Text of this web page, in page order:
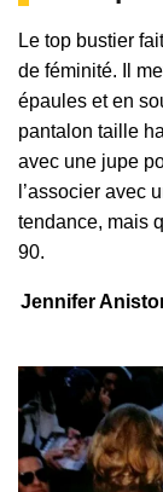
Le top bustier
de féminité. Il
épaules et en
pantalon taille
avec une jupe
l’associer avec
tendance, mais
90.
Jennifer